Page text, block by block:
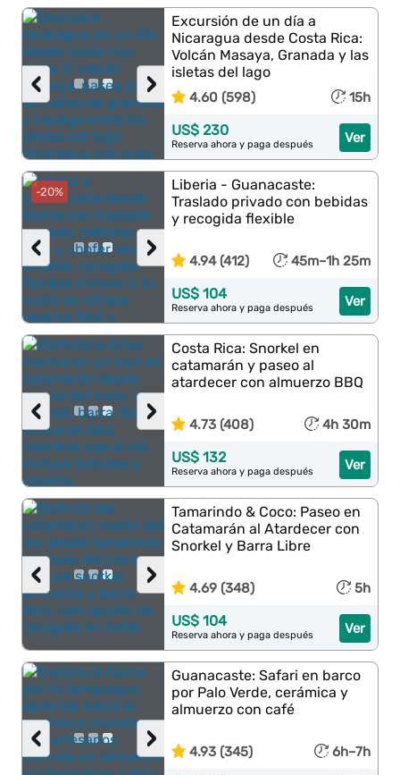
›
‹
Excursión de un día a
Nicaragua desde Costa Rica:
Volcán Masaya, Granada y las
isletas del lago
4.60 (598) 15h
Ver
US$ 230
Reserva ahora y paga después
-20%
›
‹
Liberia - Guanacaste:
Traslado privado con bebidas
y recogida flexible
4.94 (412) 45m–1h 25m
Ver
US$ 104
Reserva ahora y paga después
›
‹
Costa Rica: Snorkel en
catamarán y paseo al
atardecer con almuerzo BBQ
4.73 (408) 4h 30m
Ver
US$ 132
Reserva ahora y paga después
›
‹
Tamarindo & Coco: Paseo en
Catamarán al Atardecer con
Snorkel y Barra Libre
4.69 (348) 5h
Ver
US$ 104
Reserva ahora y paga después
›
‹
Guanacaste: Safari en barco
por Palo Verde, cerámica y
almuerzo con café
4.93 (345) 6h–7h